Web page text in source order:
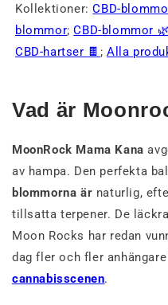
Kollektioner:CBD-
blommor;CBD-blommor 🌿
CBD-hartser 🍫 ;Alla
Vad är
MoonRock Mama Kana
av hampa. Den perfekta
blommorna är naturlig,
tillsatta terpener. De
Moon Rocks har redan
dag fler och fler
cannabisscenen.